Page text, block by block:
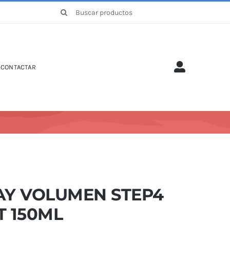
Buscar:
CONTACTAR
VOLUMEN STEP4
150ML